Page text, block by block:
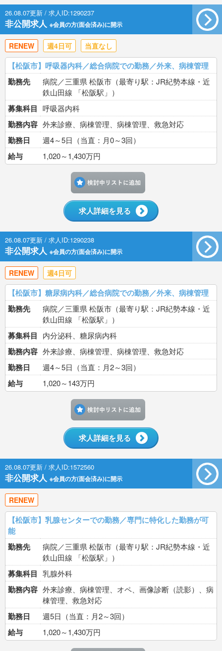
26.08.07更新 / 求人ID:1290237
非公開求人 ※会員の方(面会済み)に開示
RENEW 週4日可 当直なし
【松阪市】呼吸器内科／総合病院での勤務／外来、病棟管理
勤務先
病院／三重県 松阪市（最寄り駅：JR紀勢本線・近
鉄山田線 「松阪駅」）
募集科目 呼吸器内科
勤務内容 外来診療、病棟管理、病棟管理、救急対応
勤務日 週4～5日（当直：月0～3回）
給与 1,020～1,430万円
求人詳細を見る
26.08.07更新 / 求人ID:1290238
非公開求人 ※会員の方(面会済み)に開示
RENEW 週4日可
【松阪市】糖尿病内科／総合病院での勤務／外来、病棟管理
勤務先
病院／三重県 松阪市（最寄り駅：JR紀勢本線・近
鉄山田線 「松阪駅」）
募集科目 内分泌科、糖尿病内科
勤務内容 外来診療、病棟管理、病棟管理、救急対応
勤務日 週4～5日（当直：月2～3回）
給与 1,020～143万円
求人詳細を見る
26.08.07更新 / 求人ID:1572560
非公開求人 ※会員の方(面会済み)に開示
RENEW
【松阪市】乳腺センターでの勤務／専門に特化した勤務が可
能
勤務先
病院／三重県 松阪市（最寄り駅：JR紀勢本線・近
鉄山田線 「松阪駅」）
募集科目 乳腺外科
勤務内容 外来診療、病棟管理、オペ、画像診断（読影）、病
棟管理、救急対応
勤務日 週5日（当直：月2～3回）
給与 1,020～1,430万円